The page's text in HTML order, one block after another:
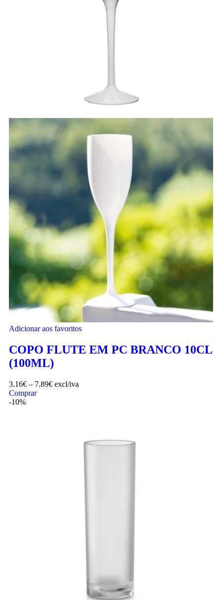
Adicionar aos favoritos
COPO FLUTE EM PC BRANCO 10CL
(100ML)
3.16€ – 7.89€ excl/iva
Comprar
-10%